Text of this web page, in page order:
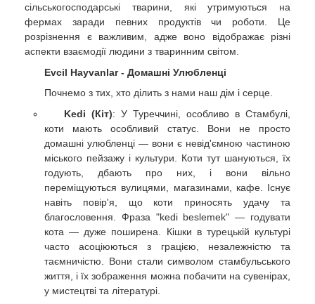
сільськогосподарські тварини, які утримуються на
фермах заради певних продуктів чи роботи. Це
розрізнення є важливим, адже воно відображає різні
аспекти взаємодії людини з тваринним світом.
Evcil Hayvanlar - Домашні Улюбленці
Почнемо з тих, хто ділить з нами наш дім і серце.
Kedi (Кіт): У Туреччині, особливо в Стамбулі,
коти мають особливий статус. Вони не просто
домашні улюбленці — вони є невід'ємною частиною
міського пейзажу і культури. Коти тут шануються, їх
годують, дбають про них, і вони вільно
переміщуються вулицями, магазинами, кафе. Існує
навіть повір'я, що коти приносять удачу та
благословення. Фраза "kedi beslemek" — годувати
кота — дуже поширена. Кішки в турецькій культурі
часто асоціюються з грацією, незалежністю та
таємничістю. Вони стали символом стамбульського
життя, і їх зображення можна побачити на сувенірах,
у мистецтві та літературі.